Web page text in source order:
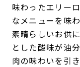
味わったエリー
なメニューを味
素晴らしいお供
とした酸味が油
肉の味わいを引